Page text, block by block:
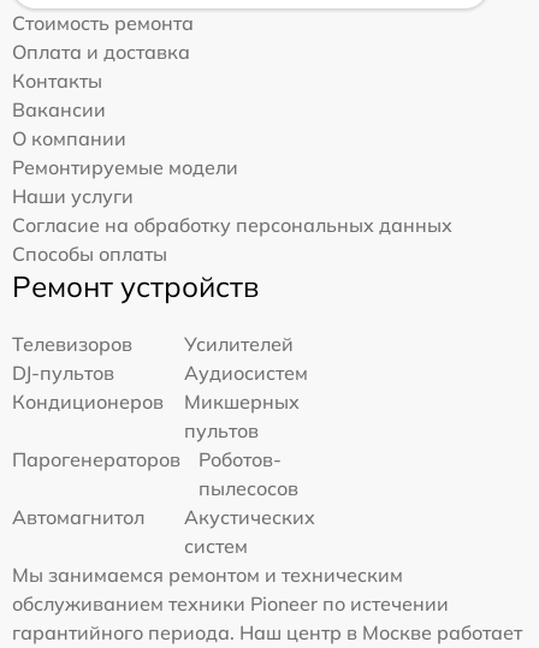
Стоимость ремонта
Оплата и доставка
Контакты
Вакансии
О компании
Ремонтируемые модели
Наши услуги
Согласие на обработку персональных данных
Способы оплаты
Ремонт устройств
Телевизоров
Усилителей
DJ-пультов
Аудиосистем
Кондиционеров
Микшерных
пультов
Парогенераторов
Роботов-
пылесосов
Автомагнитол
Акустических
систем
Мы занимаемся ремонтом и техническим
обслуживанием техники Pioneer по истечении
гарантийного периода. Наш центр в Москве работает